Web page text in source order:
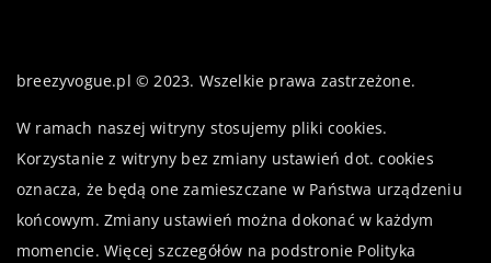
breezyvogue.pl © 2023. Wszelkie prawa zastrzeżone.
W ramach naszej witryny stosujemy pliki cookies.
Korzystanie z witryny bez zmiany ustawień dot. cookies
oznacza, że będą one zamieszczane w Państwa urządzeniu
końcowym. Zmiany ustawień można dokonać w każdym
momencie. Więcej szczegółów na podstronie Polityka